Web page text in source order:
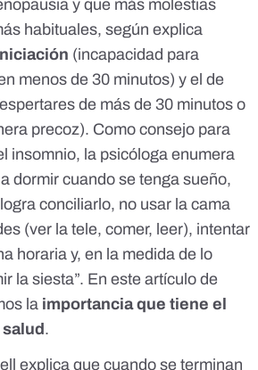
y que más molestias
habituales, según explica
(incapacidad para
menos de 30 minutos) y el de
de más de 30 minutos o
precoz). Como consejo para
insomnio, la psicóloga enumera
dormir cuando se tenga sueño,
conciliarlo, no usar la cama
(ver la tele, comer, leer), intentar
horaria y, en la medida de lo
la siesta”. En este artículo de
la importancia que tiene el
.
explica que cuando se terminan